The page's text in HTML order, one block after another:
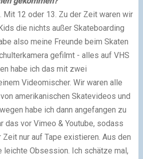
Mit 12 oder 13. Zu der Zeit waren wir
die nichts außer Skateboarding
also meine Freunde beim Skaten
gefilmt - alles auf VHS
habe ich das mit zwei
Videomischer. Wir waren alle
amerikanischen Skatevideos und
habe ich dann angefangen zu
das vor Vimeo & Youtube, sodass
nur auf Tape existieren. Aus den
leichte Obsession. Ich schätze mal,